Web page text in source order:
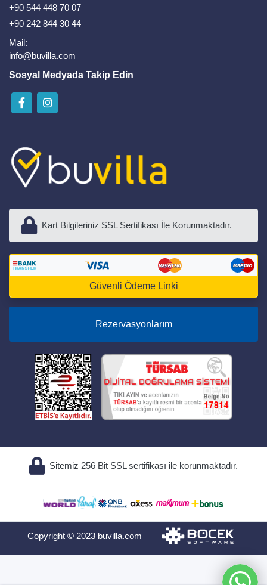
+90 544 448 70 07
+90 242 844 30 44
Mail:
info@buvilla.com
Sosyal Medyada Takip Edin
Kart Bilgileriniz SSL Sertifikası İle Korunmaktadır.
Güvenli Ödeme Linki
Rezervasyonlarım
Sitemiz 256 Bit SSL sertifikası ile korunmaktadır.
Copyright © 2023 buvilla.com